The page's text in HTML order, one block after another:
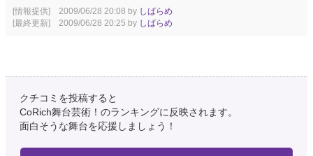
[情報提供] 2009/06/28 20:08 by しばらめ
[最終更新] 2009/06/28 20:25 by しばらめ
クチコミを投稿すると
CoRich舞台芸術！のランキングに反映されます。
面白そうな舞台を応援しましょう！